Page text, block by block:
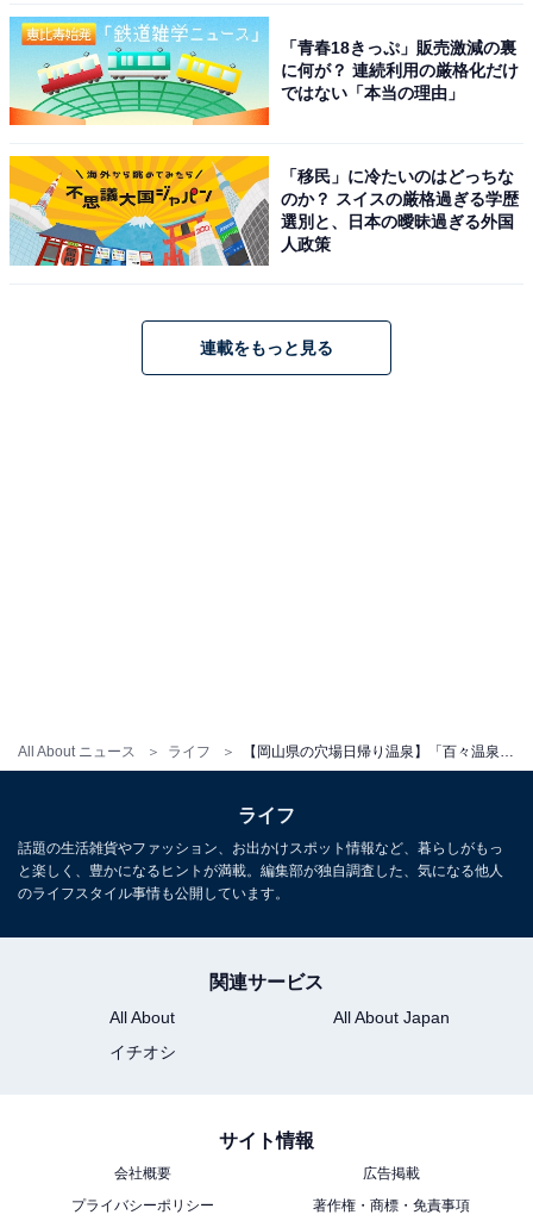
All About ニュース ライフ
アクセス・料金情報は？ 泊まれる？
アクセス
料金
※シャンプー・ボディソープ等は備え付けがあります。
土・日・祝：310円（市内中学生以上）／ 520円（市外
こちらもおすすめ
【愛知県の穴場銭湯】「比良温泉」は105℃の高
温遠赤外線サウナや強力な打たせ湯が魅力の施
「青春18きっぷ」販売激減の裏
に何が？ 連続利用の厳格化だけ
ではない「本当の理由」
「移民」に冷たいのはどっちな
のか？ スイスの厳格過ぎる学歴
選別と、日本の曖昧過ぎる外国
人政策
連載をもっと見る
ライフ
話題の生活雑貨やファッション、お出かけスポット情報など、暮らしがもっ
と楽しく、豊かになるヒントが満載。編集部が独自調査した、気になる他人
のライフスタイル事情も公開しています。
関連サービス
All About
All About Japan
イチオシ
サイト情報
会社概要
広告掲載
プライバシーポリシー
著作権・商標・免責事項